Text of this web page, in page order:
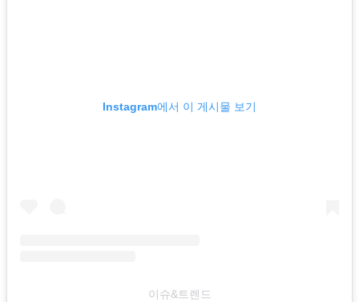
Instagram에서 이 게시물 보기
이슈&트렌드